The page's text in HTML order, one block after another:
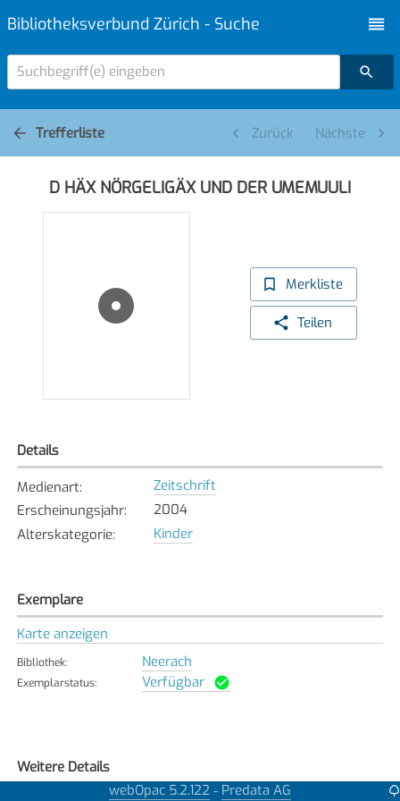
Bibliotheksverbund Zürich - Suche
Suchbegriff(e) eingeben
Trefferliste Zurück Nächste
D HÄX NÖRGELIGÄX UND DER UMEMUULI
Merkliste
Teilen
Details
Medienart:
Zeitschrift
Erscheinungsjahr:
2004
Alterskategorie: Kinder
Exemplare
Karte anzeigen
Bibliothek: Neerach
Exemplarstatus: Verfügbar
Weitere Details
webOpac 5.2.122 - Predata AG